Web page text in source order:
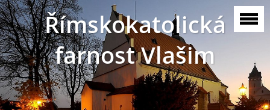
Římskokatolická
farnost Vlašim